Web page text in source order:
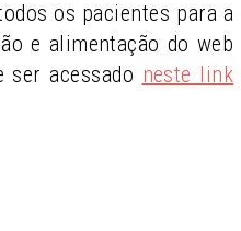
os pacientes para a
e alimentação do web
ser acessado neste link